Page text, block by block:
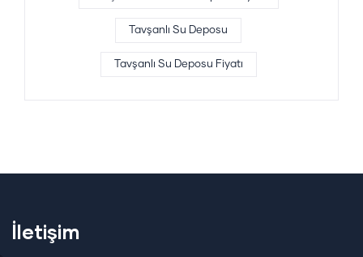
Tavşanlı Su Deposu
Tavşanlı Su Deposu Fiyatı
İletişim